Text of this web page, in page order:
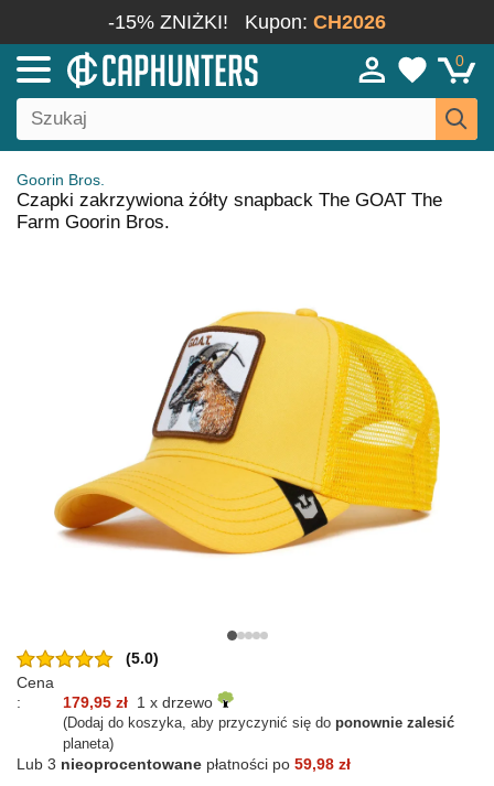
-15% ZNIŻKI! Kupon: CH2026
0
Goorin Bros.
Czapki zakrzywiona żółty snapback The GOAT The
Farm Goorin Bros.
(5.0)
Cena
:
179,95 zł 1 x drzewo
(Dodaj do koszyka, aby przyczynić się do ponownie zalesić
planeta)
Lub 3 nieoprocentowane płatności po 59,98 zł